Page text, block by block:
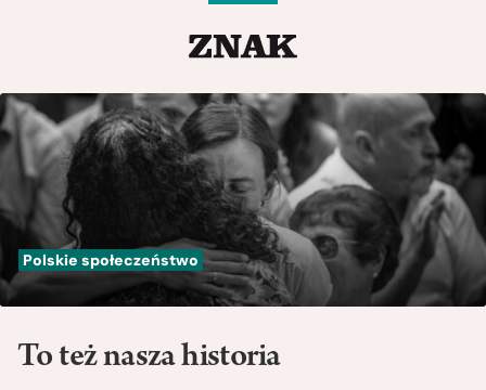
Polskie społeczeństwo
To też nasza historia